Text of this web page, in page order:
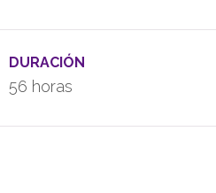
DURACIÓN
56 horas